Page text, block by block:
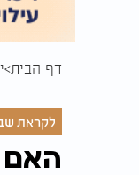
דף הבית
לקראת